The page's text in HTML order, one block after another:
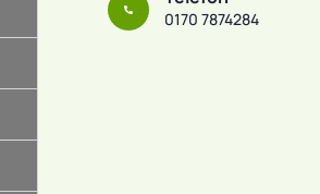
0170 7874284